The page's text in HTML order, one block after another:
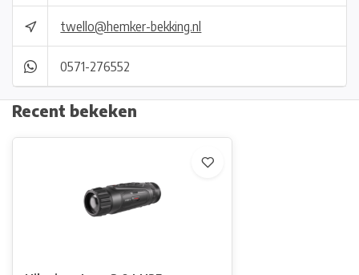
twello@hemker-bekking.nl
0571-276552
Recent bekeken